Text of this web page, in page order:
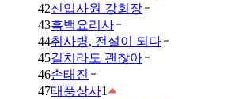
42신입사원 강회장
43흑백요리사
44취사병, 전설이 되다
45길치라도 괜찮아
46손태진
47태풍상사1